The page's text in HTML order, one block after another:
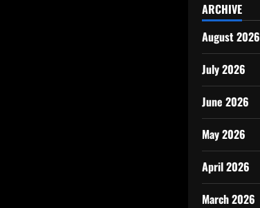
ARCHIVE
August 2026
July 2026
June 2026
May 2026
April 2026
March 2026